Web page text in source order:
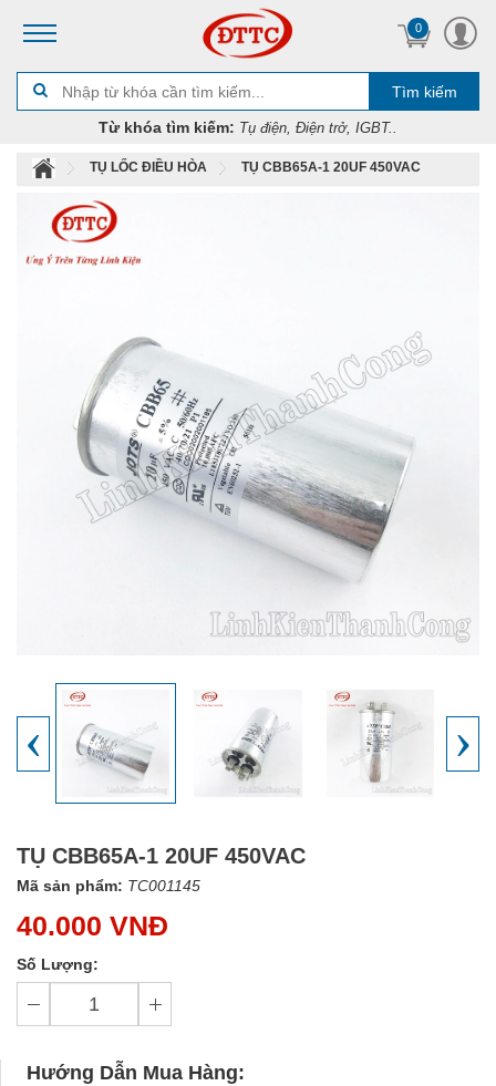
0
Tìm kiếm
Từ khóa tìm kiếm: Tụ điện, Điện trở, IGBT..
TỤ LỐC ĐIỀU HÒA TỤ CBB65A-1 20UF 450VAC
‹ ›
TỤ CBB65A-1 20UF 450VAC
Mã sản phẩm: TC001145
40.000 VNĐ
Số Lượng:
Hướng Dẫn Mua Hàng: